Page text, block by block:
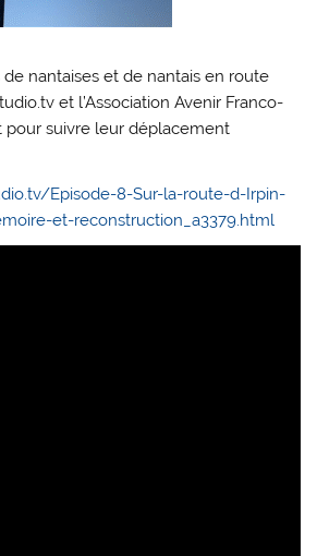
nantaises et de nantais en route
et l’Association Avenir Franco-
pour suivre leur déplacement
Episode-8-Sur-la-route-d-Irpin-
et-reconstruction_a3379.html